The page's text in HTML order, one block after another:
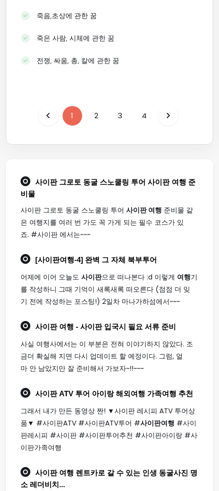
죽음,초상에 관한 꿈
죽은 사람, 시체에 관한 꿈
전쟁, 싸움, 총, 칼에 관한 꿈
1 2 3 4
사이판 그로토 동굴 스노쿨링 투어 사이판 여행 준
비물
사이판 그로토 동굴 스노쿨링 투어 사이판 여행 준비물 같
은 여행지를 여러 번 가도 꼭 가게 되는 필수 코스가 있
죠. #사이판 에서는~~~
[사이판여행-4] 완벽 그 자체 북부투어
어제에 이어 오늘도 사이판으로 떠나본다 :d 이렇게 여행기
를 작성하니 그때 기억이 새록새록 떠오른다 (점점 더 잊
기 전에 작성하는 포스팅!) 2일차 마나가하섬에서~~~
사이판 여행 - 사이판 입국시 필요 서류 준비
사실 여행사에서는 이 부분은 전혀 이야기하지 않았다. 조
금더 확실해 지면 다시 업데이트 할 예정이다. 그럼, 얼
마 안 남았지만 잘 준비해서 가보자~!!~~~
사이판ATV 투어 아이랑 해외 여행 가족여행 추천
그래서 내가 만든 동영상 짠! ▼사이판 레시피 ATV 투어상
품▼ #사이판ATV #사이판ATV투어 #사이판여행 #사이
판레시피 #사이판 #사이판투어추천 #사이판아이랑 #사
이판가족여행
사이판 여행 렌트카로 갈 수 있는 인생 동굴사진 명
소 레더비치...